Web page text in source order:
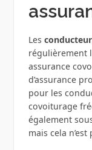
Les
régulièrement
assurance
d’assurance
pour les
covoiturage
également
mais cela